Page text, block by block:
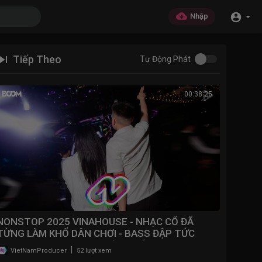
Nhập
Tiếp Theo Tự Động Phát
00:38:25
2025 VINAHOUSE - NHẠC CỔ ĐÃ
LÀM KHỔ DÂN CHƠI - BASS ĐẬP TỨC
- NONSTOP BAY ĐÁM CƯỚI
VietNamProducer 52 lượt xem